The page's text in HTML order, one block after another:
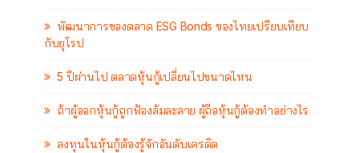
พัฒนาการของตลาด ESG Bonds ของไทยเปรียบเทียบ
กับยุโรป
5 ปีผ่านไป ตลาดหุ้นกู้เปลี่ยนไปขนาดไหน
ถ้าผู้ออกหุ้นกู้ถูกฟ้องล้มละลาย ผู้ถือหุ้นกู้ต้องทำอย่างไร
ลงทุนในหุ้นกู้ต้องรู้จักอันดับเครดิต